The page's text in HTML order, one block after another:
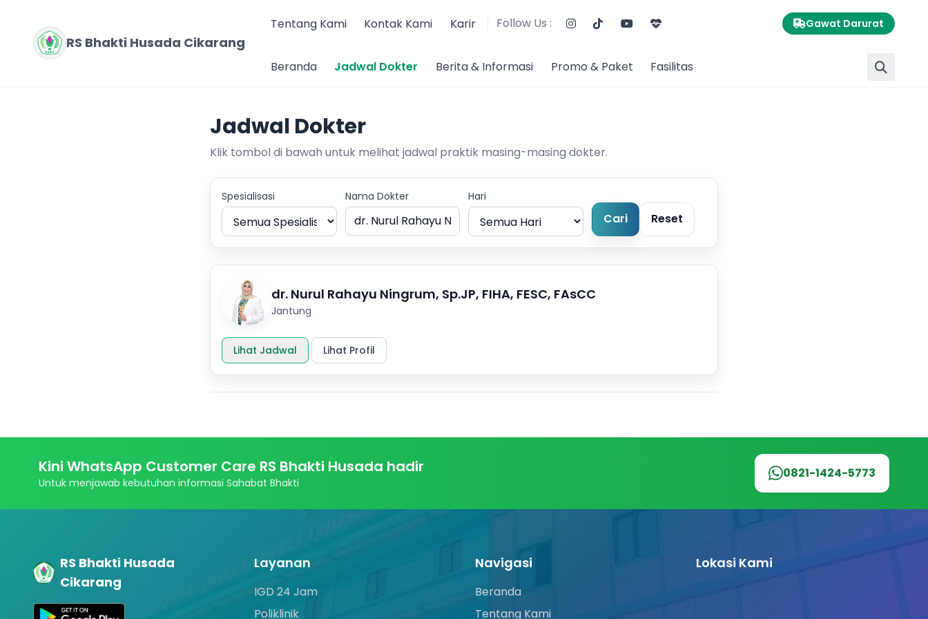
RS Bhakti Husada Cikarang
Tentang Kami Kontak Kami Karir Follow Us : Gawat Darurat
Beranda Jadwal Dokter Berita & Informasi Promo & Paket Fasilitas
Jadwal Dokter
Klik tombol di bawah untuk melihat jadwal praktik masing-masing dokter.
Spesialisasi Nama Dokter Hari
Cari Reset
dr. Nurul Rahayu Ningrum, Sp.JP, FIHA, FESC, FAsCC
Jantung
Lihat Jadwal Lihat Profil
Kini WhatsApp Customer Care RS Bhakti Husada hadir
Untuk menjawab kebutuhan informasi Sahabat Bhakti
0821-1424-5773
RS Bhakti Husada
Cikarang
Layanan
IGD 24 Jam
Poliklinik
Navigasi
Beranda
Tentang Kami
Lokasi Kami